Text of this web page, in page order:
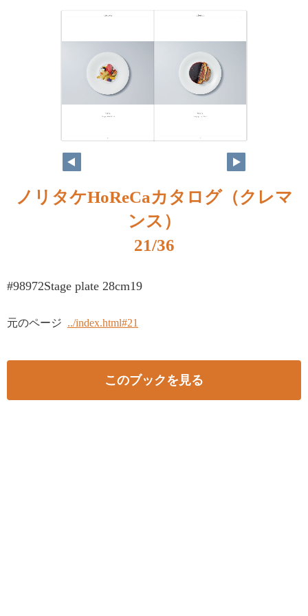
ノリタケHoReCaカタログ（クレマ
ンス）
21/36
#98972Stage plate 28cm19
元のページ ../index.html#21
このブックを見る